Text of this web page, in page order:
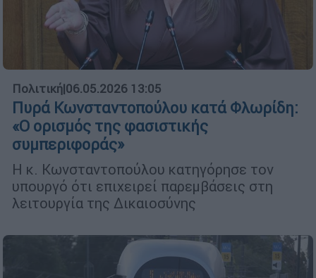
Πολιτική|06.05.2026 13:05
Πυρά Κωνσταντοπούλου κατά Φλωρίδη:
«Ο ορισμός της φασιστικής
συμπεριφοράς»
Η κ. Κωνσταντοπούλου κατηγόρησε τον
υπουργό ότι επιχειρεί παρεμβάσεις στη
λειτουργία της Δικαιοσύνης